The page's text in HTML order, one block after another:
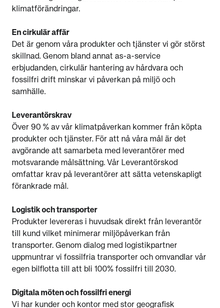
klimatförändringar.
En cirkulär affär
Det är genom våra produkter och tjänster vi gör störst
skillnad. Genom bland annat as-a-service
erbjudanden, cirkulär hantering av hårdvara och
fossilfri drift minskar vi påverkan på miljö och
samhälle.
Leverantörskrav
Över 90 % av vår klimatpåverkan kommer från köpta
produkter och tjänster. För att nå våra mål är det
avgörande att samarbeta med leverantörer med
motsvarande målsättning. Vår Leverantörskod
omfattar krav på leverantörer att sätta vetenskapligt
förankrade mål.
Logistik och transporter
Produkter levereras i huvudsak direkt från leverantör
till kund vilket minimerar miljöpåverkan från
transporter. Genom dialog med logistikpartner
uppmuntrar vi fossilfria transporter och omvandlar vår
egen bilflotta till att bli 100% fossilfri till 2030.
Digitala möten och fossilfri energi
Vi har kunder och kontor med stor geografisk